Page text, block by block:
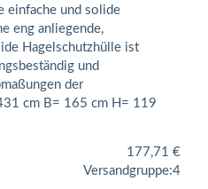
einfache und solide
eng anliegende,
Hagelschutzhülle ist
und
der
cm B= 165 cm H= 119
177,71 €
Versandgruppe:4